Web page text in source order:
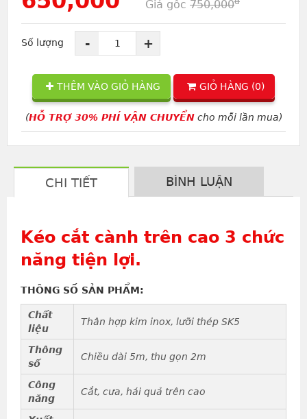
Giá gốc 750,000
Số lượng - +
THÊM VÀO GIỎ HÀNG GIỎ HÀNG (0)
(HỖ TRỢ 30% PHÍ VẬN CHUYỂNcho mỗi lần mua)
CHI TIẾT BÌNH LUẬN
Kéo cắt cành trên cao 3 chức
năng tiện lợi.
THÔNG SỐ SẢN PHẨM:
Chất
liệu
Thân hợp kim inox, lưỡi thép SK5
Thông
số
Chiều dài 5m, thu gọn 2m
Công
năng
Cắt, cưa, hái quả trên cao